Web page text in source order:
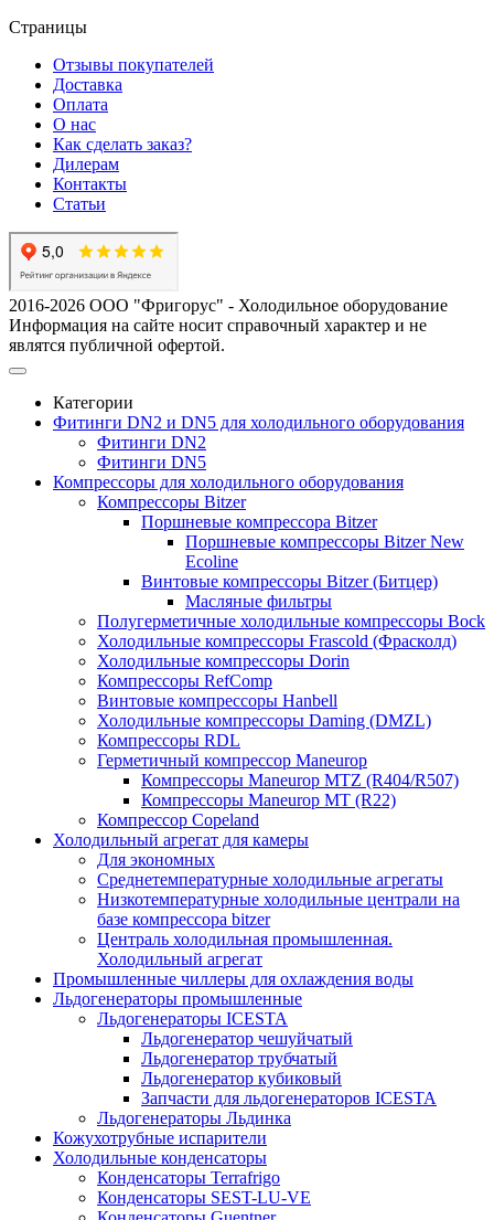
Страницы
Отзывы покупателей
Доставка
Оплата
О нас
Как сделать заказ?
Дилерам
Контакты
Статьи
2016-2026 ООО "Фригорус" - Холодильное оборудование
Информация на сайте носит справочный характер и не
являтся публичной офертой.
Категории
Фитинги DN2 и DN5 для холодильного оборудования
Фитинги DN2
Фитинги DN5
Компрессоры для холодильного оборудования
Компрессоры Bitzer
Поршневые компрессора Bitzer
Поршневые компрессоры Bitzer New
Ecoline
Винтовые компрессоры Bitzer (Битцер)
Масляные фильтры
Полугерметичные холодильные компрессоры Bock
Холодильные компрессоры Frascold (Фрасколд)
Холодильные компрессоры Dorin
Компрессоры RefComp
Винтовые компрессоры Hanbell
Холодильные компрессоры Daming (DMZL)
Компрессоры RDL
Герметичный компрессор Maneurop
Компрессоры Maneurop MTZ (R404/R507)
Компрессоры Maneurop MT (R22)
Компрессор Copeland
Холодильный агрегат для камеры
Для экономных
Среднетемпературные холодильные агрегаты
Низкотемпературные холодильные централи на
базе компрессора bitzer
Централь холодильная промышленная.
Холодильный агрегат
Промышленные чиллеры для охлаждения воды
Льдогенераторы промышленные
Льдогенераторы ICESTA
Льдогенератор чешуйчатый
Льдогенератор трубчатый
Льдогенератор кубиковый
Запчасти для льдогенераторов ICESTA
Льдогенераторы Льдинка
Кожухотрубные испарители
Холодильные конденсаторы
Конденсаторы Terrafrigo
Конденсаторы SEST-LU-VE